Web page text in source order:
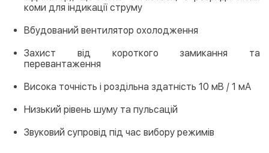
коми для індикації струму
Вбудований вентилятор охолодження
Захист від короткого замикання та
перевантаження
Висока точність і роздільна здатність 10 мВ / 1 мА
Низький рівень шуму та пульсацій
Звуковий супровід під час вибору режимів